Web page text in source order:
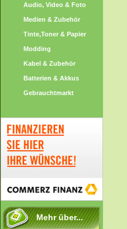
Audio, Video & Foto
Medien & Zubehör
Tinte,Toner & Papier
Modding
Kabel & Zubehör
Batterien & Akkus
Gebrauchtmarkt
Mehr über...